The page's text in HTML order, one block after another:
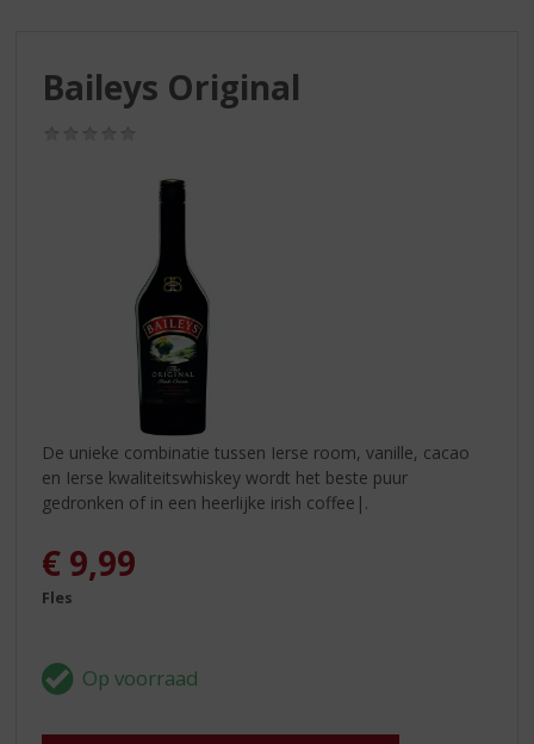
Baileys Original
De unieke combinatie tussen Ierse room, vanille, cacao
en Ierse kwaliteitswhiskey wordt het beste puur
gedronken of in een heerlijke irish coffee|.
€ 9,99
Fles